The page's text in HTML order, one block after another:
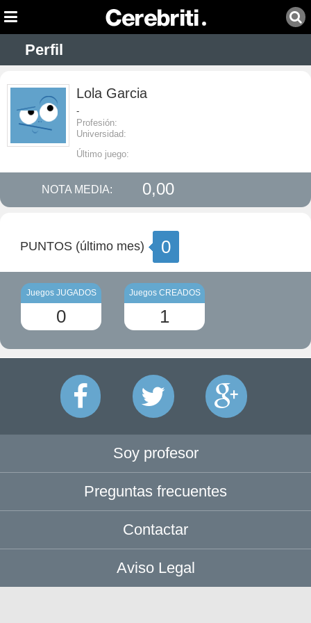
Perfil
Lola Garcia
-
Profesión:
Universidad:
Último juego:
NOTA MEDIA: 0,00
PUNTOS (último mes) 0
Juegos JUGADOS
0
Juegos CREADOS
1
Soy profesor
Preguntas frecuentes
Contactar
Aviso Legal